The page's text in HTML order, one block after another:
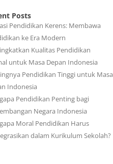
Posts
Pendidikan Kerens: Membawa
ke Era Modern
Kualitas Pendidikan
untuk Masa Depan Indonesia
Pendidikan Tinggi untuk Masa
Indonesia
Pendidikan Penting bagi
Negara Indonesia
Moral Pendidikan Harus
dalam Kurikulum Sekolah?